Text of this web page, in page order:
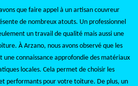
que faire appel à un artisan couvreur
de nombreux atouts. Un professionnel
un travail de qualité mais aussi une
À Arzano, nous avons observé que les
une connaissance approfondie des matériaux
locales. Cela permet de choisir les
performants pour votre toiture. De plus, un